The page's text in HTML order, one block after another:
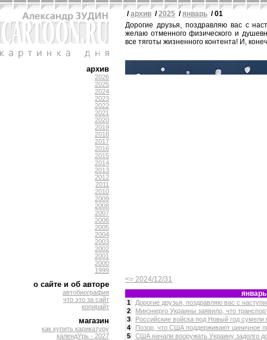
архив
2026
2025
2024
2023
2022
2021
2020
2019
2018
2017
2016
2015
2014
2013
2012
2011
2010
2009
2008
2007
2006
2005
2004
2003
2002
2001
2000
1999
о сайте и об авторе
автобиография
что это за сайт
копирайт
магазин
как купить карикатуру
календУрь - 2027
/архив /2025 /январь / 01
Дорогие друзья, поздравляю вас с
желаю отменного физического и
все тяготы жизненного контента! И,
<= 2024/12/31
1
Дорогие друзья, поздравляю вас с
2
Минэнерго Украины заявило, что
3
Российские войска под Новый год сумели
4
Позор, что США поддерживают циничное
5
США начали вооружать Украину задолго